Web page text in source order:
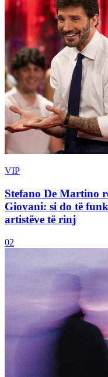
VIP
Stefano De Martino
Giovani: si do të
artistëve të rinj